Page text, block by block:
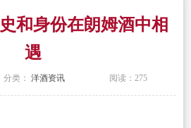
和身份在朗姆酒中相
遇
分类：洋酒资讯 阅读：275